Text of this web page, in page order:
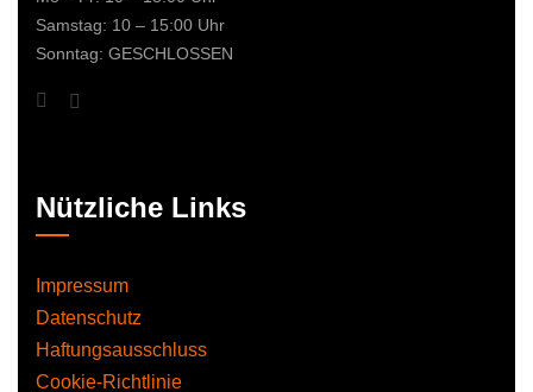
Samstag: 10 – 15:00 Uhr
Sonntag: GESCHLOSSEN
Nützliche Links
Impressum
Datenschutz
Haftungsausschluss
Cookie-Richtlinie